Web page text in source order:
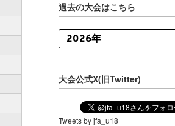
過去の大会はこちら
大会公式X(旧Twitter)
Tweets by jfa_u18